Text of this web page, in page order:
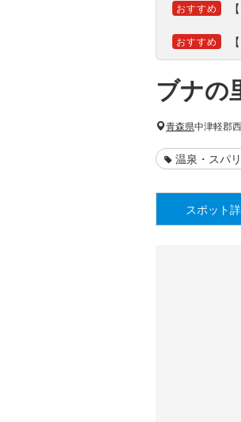
おすすめ
おすすめ
ブナの
青森県中津軽郡
温泉・スパ
スポット